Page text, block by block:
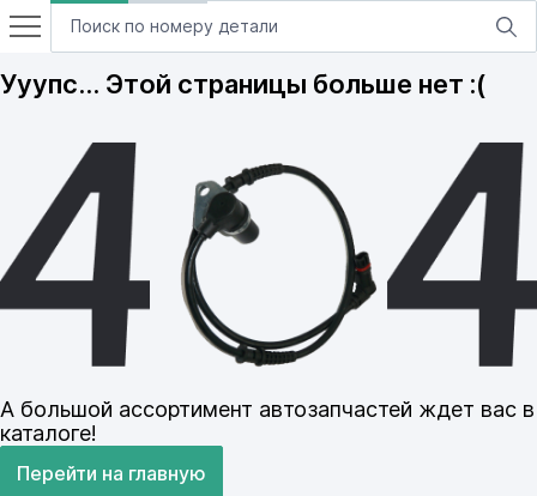
Ууупс… Этой страницы больше нет :(
А большой ассортимент автозапчастей ждет вас в
каталоге!
Перейти на главную